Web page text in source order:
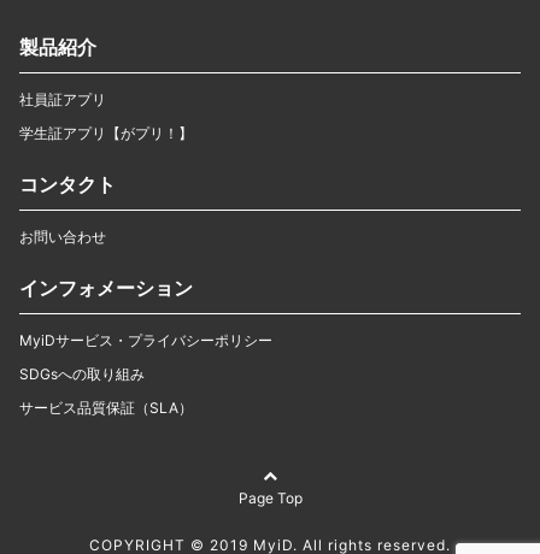
製品紹介
社員証アプリ
学生証アプリ【がプリ！】
コンタクト
お問い合わせ
インフォメーション
MyiDサービス・プライバシーポリシー
SDGsへの取り組み
サービス品質保証（SLA）
Page Top
COPYRIGHT © 2019 MyiD. All rights reserved.